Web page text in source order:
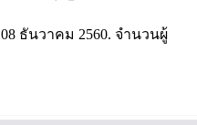
08 ธันวาคม 2560. จำนวนผู้